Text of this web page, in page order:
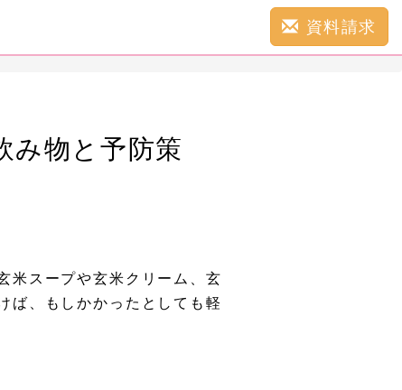
資料請求
み物と予防策
米スープや玄米クリーム、玄
ば、もしかかったとしても軽